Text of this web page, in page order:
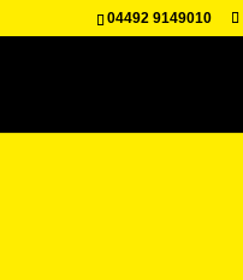
04492 9149010